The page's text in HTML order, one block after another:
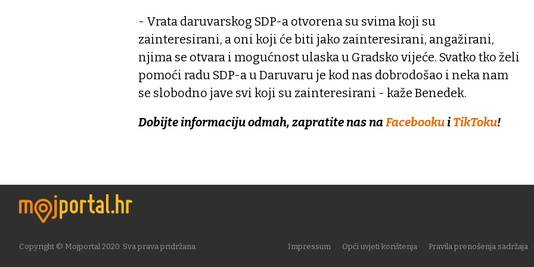
- Vrata daruvarskog SDP-a otvorena su svima koji su
zainteresirani, a oni koji će biti jako zainteresirani, angažirani,
njima se otvara i mogućnost ulaska u Gradsko vijeće. Svatko tko želi
pomoći radu SDP-a u Daruvaru je kod nas dobrodošao i neka nam
se slobodno jave svi koji su zainteresirani - kaže Benedek.
Dobijte informaciju odmah, zapratite nas na Facebooku i TikToku!
Copyright © Mojportal 2020. Sva prava pridržana. Impressum Opći uvjeti korištenja Pravila prenošenja sadržaja